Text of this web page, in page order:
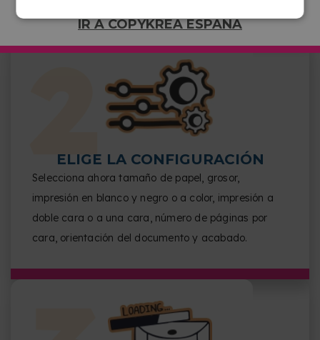
IR A COPYKREA ESPAÑA
ELIGE LA CONFIGURACIÓN
Selecciona ahora tamaño de papel, grosor,
impresión en blanco y negro o a color, impresión a
doble cara o a una cara, número de páginas por
cara, orientación del documento y acabado.